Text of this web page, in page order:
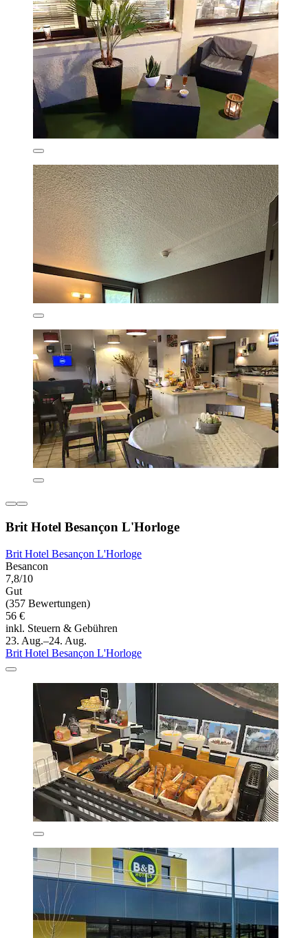
Brit Hotel Besançon L'Horloge
Brit Hotel Besançon L'Horloge
Besancon
7,8/10
Gut
(357 Bewertungen)
56 €
inkl. Steuern & Gebühren
23. Aug.–24. Aug.
Brit Hotel Besançon L'Horloge